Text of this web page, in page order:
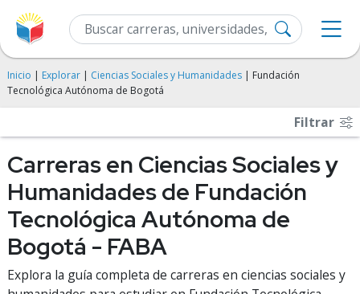
Inicio | Explorar | Ciencias Sociales y Humanidades | Fundación
Tecnológica Autónoma de Bogotá
Filtrar
Carreras en Ciencias Sociales y
Humanidades de Fundación
Tecnológica Autónoma de
Bogotá - FABA
Explora la guía completa de carreras en ciencias sociales y